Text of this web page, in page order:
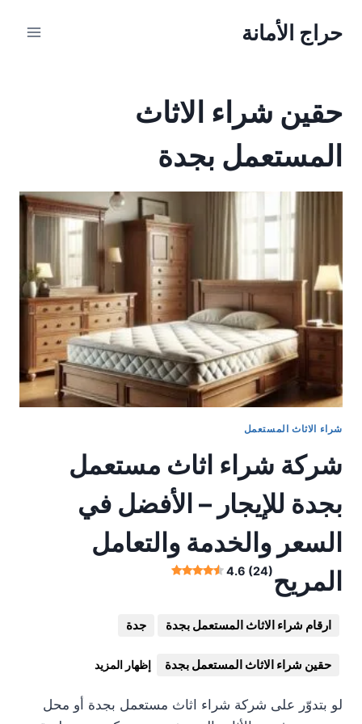
حراج الأمانة
حقين شراء الاثاث
المستعمل بجدة
شراء الاثاث المستعمل
شركة شراء اثاث مستعمل
بجدة للإيجار – الأفضل في
السعر والخدمة والتعامل
المريح4.6 (24)
ارقام شراء الاثاث المستعمل بجدة جدة
حقين شراء الاثاث المستعمل بجدة إظهار المزيد
لو بتدوّر على شركة شراء اثاث مستعمل بجدة أو محل